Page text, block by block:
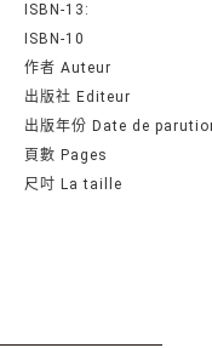
ISBN-13:
ISBN-10
作者 Auteur
出版社 Editeur
出版年份 Date de
頁數 Pages
尺吋 La taille